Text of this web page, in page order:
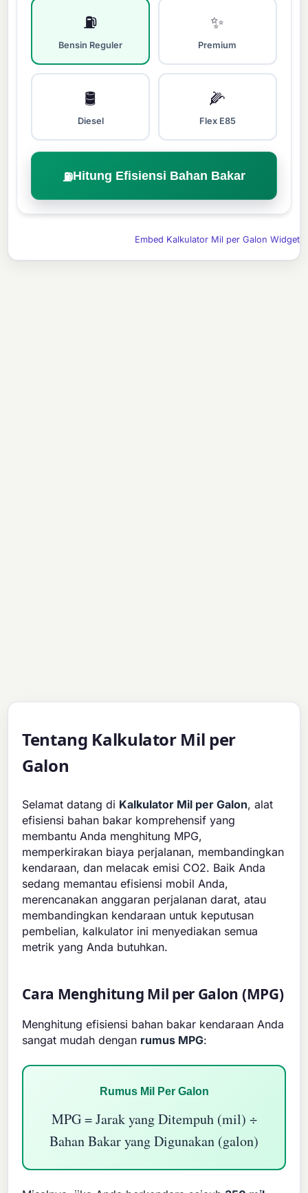
⛽
Bensin Reguler
✨
Premium
🛢️
Diesel
🌽
Flex E85
⛽Hitung Efisiensi Bahan Bakar
Embed Kalkulator Mil per Galon Widget
Tentang Kalkulator Mil per
Galon
Selamat datang di Kalkulator Mil per Galon, alat
efisiensi bahan bakar komprehensif yang
membantu Anda menghitung MPG,
memperkirakan biaya perjalanan, membandingkan
kendaraan, dan melacak emisi CO2. Baik Anda
sedang memantau efisiensi mobil Anda,
merencanakan anggaran perjalanan darat, atau
membandingkan kendaraan untuk keputusan
pembelian, kalkulator ini menyediakan semua
metrik yang Anda butuhkan.
Cara Menghitung Mil per Galon (MPG)
Menghitung efisiensi bahan bakar kendaraan Anda
sangat mudah dengan rumus MPG:
Rumus Mil Per Galon
MPG = Jarak yang Ditempuh (mil) ÷
Bahan Bakar yang Digunakan (galon)